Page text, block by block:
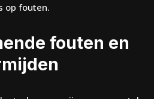
op fouten.
fouten en